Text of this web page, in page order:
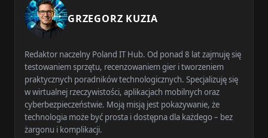
GRZEGORZ KUZIA
Redaktor naczelny Poland IT Hub. Od ponad 8 lat zajmuję się
testowaniem sprzętu, recenzowaniem gier i tworzeniem
praktycznych poradników technologicznych. Specjalizuję się
w wirtualnej rzeczywistości, aplikacjach mobilnych oraz
cyberbezpieczeństwie. Moją misją jest pokazywanie, że
technologia może być prosta i dostępna dla każdego – bez
żargonu i komplikacji.